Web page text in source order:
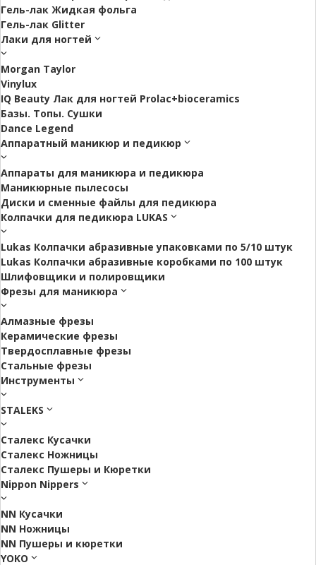
Гель-лак Жидкая фольга
Гель-лак Glitter
Лаки для ногтей
Morgan Taylor
Vinylux
IQ Beauty Лак для ногтей Prolac+bioceramics
Базы. Топы. Сушки
Dance Legend
Аппаратный маникюр и педикюр
Аппараты для маникюра и педикюра
Маникюрные пылесосы
Диски и сменные файлы для педикюра
Колпачки для педикюра LUKAS
Lukas Колпачки абразивные упаковками по 5/10 штук
Lukas Колпачки абразивные коробками по 100 штук
Шлифовщики и полировщики
Фрезы для маникюра
Алмазные фрезы
Керамические фрезы
Твердосплавные фрезы
Стальные фрезы
Инструменты
STALEKS
Сталекс Кусачки
Сталекс Ножницы
Сталекс Пушеры и Кюретки
Nippon Nippers
NN Кусачки
NN Ножницы
NN Пушеры и кюретки
YOKO